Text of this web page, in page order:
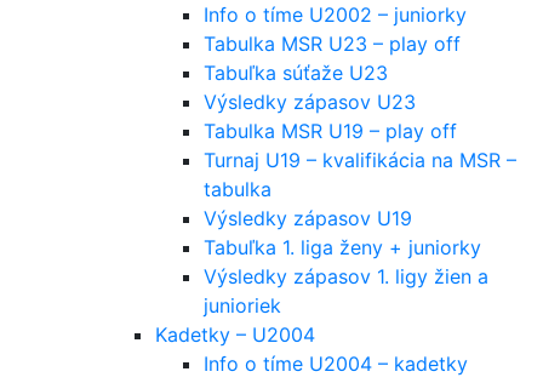
Info o tíme U2002 – juniorky
Tabulka MSR U23 – play off
Tabuľka súťaže U23
Výsledky zápasov U23
Tabulka MSR U19 – play off
Turnaj U19 – kvalifikácia na MSR –
tabulka
Výsledky zápasov U19
Tabuľka 1. liga ženy + juniorky
Výsledky zápasov 1. ligy žien a
junioriek
Kadetky – U2004
Info o tíme U2004 – kadetky